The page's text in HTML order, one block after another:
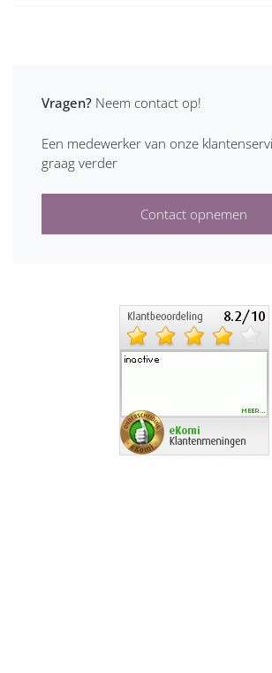
Vragen? Neem contact op!
Een medewerker van onze
graag verder
Contact opnemen